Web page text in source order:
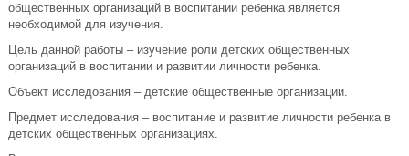
общественных организаций в воспитании ребенка является
необходимой для изучения.
Цель данной работы – изучение роли детских общественных
организаций в воспитании и развитии личности ребенка.
Объект исследования – детские общественные организации.
Предмет исследования – воспитание и развитие личности ребенка в
детских общественных организациях.